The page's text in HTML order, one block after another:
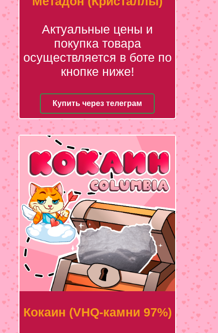
Актуальные цены и
покупка товара
осуществляется в боте по
кнопке ниже!
Купить через телеграм
Кокаин (VHQ-камни 97%)